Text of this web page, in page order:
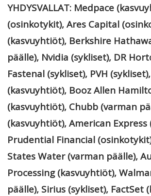
YHDYSVALLAT: Medpace
(osinkotykit), Ares Capital
(kasvuyhtiöt), Berkshire
päälle), Nvidia (sykliset), DR
Fastenal (sykliset), PVH
(kasvuyhtiöt), Booz Allen
(kasvuyhtiöt), Chubb (varman
(kasvuyhtiöt), American Express
Prudential Financial
States Water (varman päälle),
Processing (kasvuyhtiöt),
päälle), Sirius (sykliset), FactSet